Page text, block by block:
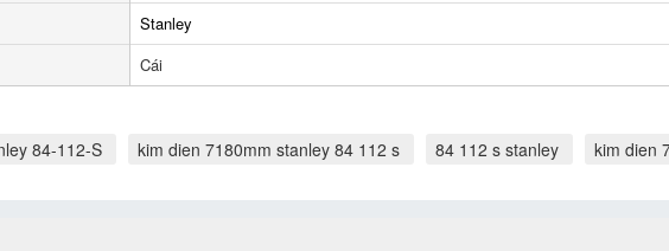
Stanley
Cái
84-112-S kim dien 7180mm stanley 84 112 s 84 112 s stanley kim dien